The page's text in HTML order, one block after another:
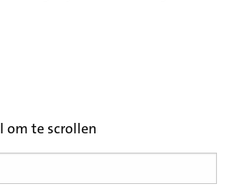
om te scrollen